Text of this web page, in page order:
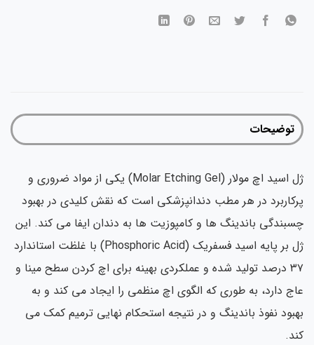
توضیحات
ژل اسید اچ مولار (Molar Etching Gel) یکی از مواد ضروری و
پرکاربرد در هر مطب دندانپزشکی است که نقش کلیدی در بهبود
چسبندگی باندینگ ها و کامپوزیت ها به دندان ایفا می کند. این
ژل بر پایه اسید فسفریک (Phosphoric Acid) با غلظت استاندارد
۳۷ درصد تولید شده و عملکردی بهینه برای اچ کردن سطح مینا و
عاج دارد، به طوری که الگوی اچ منظمی را ایجاد می کند و به
بهبود نفوذ باندینگ و در نتیجه استحکام نهایی ترمیم کمک می
کند.